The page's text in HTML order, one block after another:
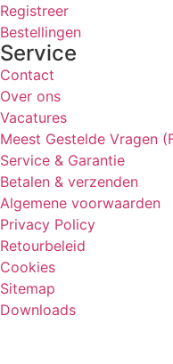
Registreer
Bestellingen
Service
Contact
Over ons
Vacatures
Meest Gestelde Vragen
Service & Garantie
Betalen & verzenden
Algemene voorwaarden
Privacy Policy
Retourbeleid
Cookies
Sitemap
Downloads